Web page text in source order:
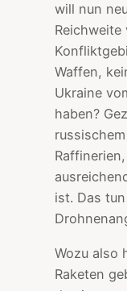
will nun
Waffen,
Ukraine
haben?
ist. Das
Wozu also
Raketen